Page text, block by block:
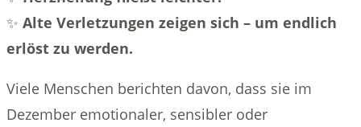
✨ Alte Verletzungen zeigen sich – um endlich
erlöst zu werden.
Viele Menschen berichten davon, dass sie im
Dezember emotionaler, sensibler oder